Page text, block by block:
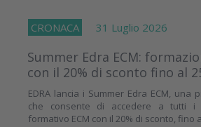
CRONACA 31 Luglio 2026
Summer Edra ECM:
con il 20% di sconto fino al
EDRA lancia i Summer Edra ECM, una
che consente di accedere a tutti i
formativo ECM con il 20% di sconto, fino